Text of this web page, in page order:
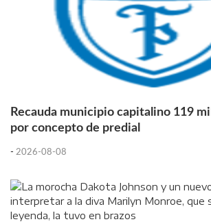
Recauda municipio capitalino 119
por concepto de predial
- 2026-08-08